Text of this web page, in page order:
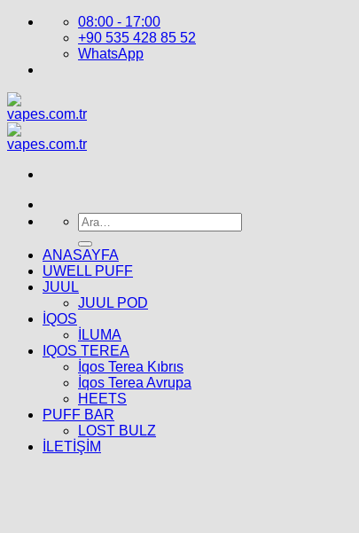
İçeriğe
08:00 - 17:00
+90 535 428 85 52
WhatsApp
Ara:
ANASAYFA
UWELL PUFF
JUUL
JUUL POD
İQOS
İLUMA
IQOS TEREA
İqos Terea Kıbrıs
İqos Terea Avrupa
HEETS
PUFF BAR
LOST BULZ
İLETİŞİM